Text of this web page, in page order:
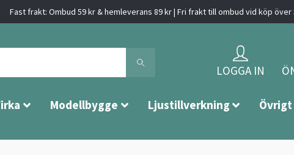
Fast frakt: Ombud 59 kr & hemleverans 89 kr | Fri frakt till ombud vid köp
LOGGA IN
Modellbygge Ljustillverkning Övrigt